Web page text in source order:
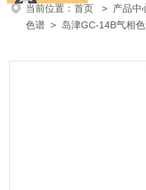
当前位置：首页 > 产品中
色谱 > 岛津GC-14B气相色